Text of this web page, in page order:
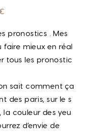
pronostics . Mes
faire mieux en réal
tous les pronostic
sait comment ça
des paris,sur le s
, la couleur des yeu
d’envie de